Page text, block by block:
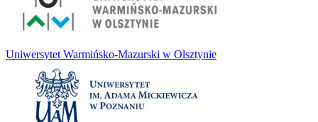
Uniwersytet Warmińsko-Mazurski w Olsztynie